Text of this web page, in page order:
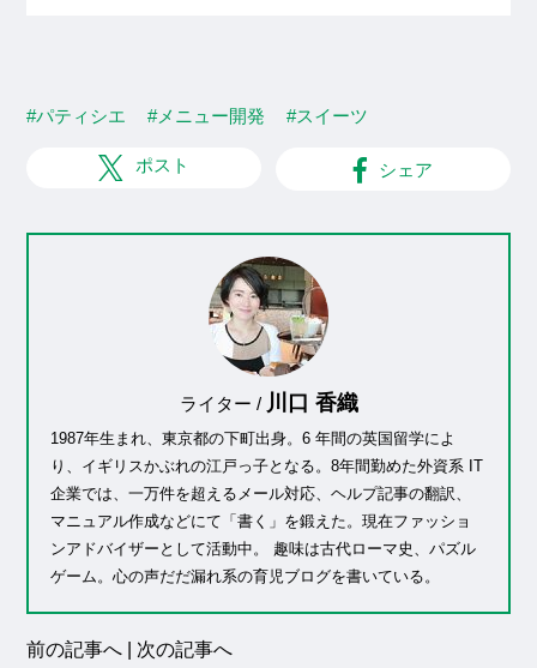
#パティシエ #メニュー開発 #スイーツ
ポスト シェア
ライター / 川口 香織
1987年生まれ、東京都の下町出身。6 年間の英国留学によ
り、イギリスかぶれの江戸っ子となる。8年間勤めた外資系 IT
企業では、一万件を超えるメール対応、ヘルプ記事の翻訳、
マニュアル作成などにて「書く」を鍛えた。現在ファッショ
ンアドバイザーとして活動中。 趣味は古代ローマ史、パズル
ゲーム。心の声だだ漏れ系の育児ブログを書いている。
前の記事へ 次の記事へ